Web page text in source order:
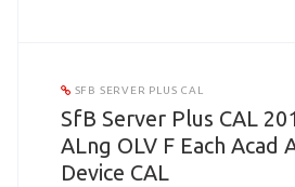
SFB SERVER PLUS CAL
SfB Server Plus CAL
ALng OLV F Each Acad
Device CAL